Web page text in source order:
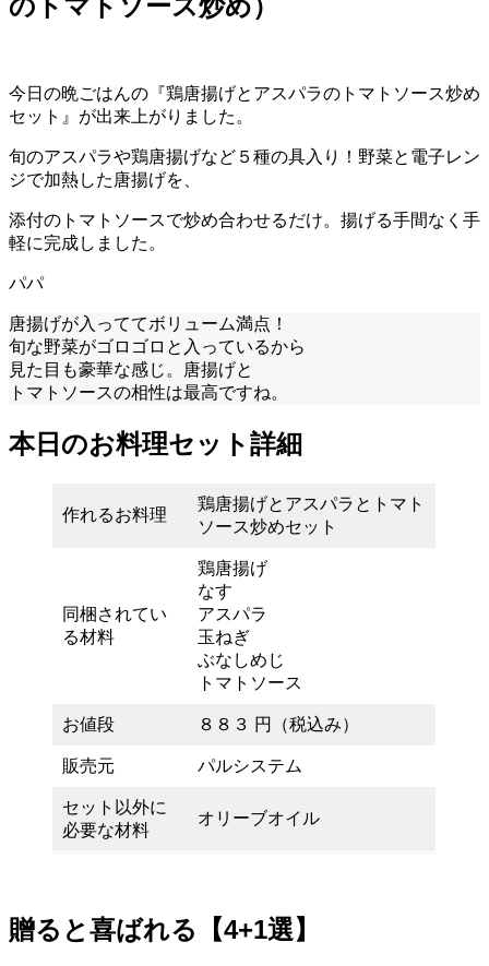
のトマトソース炒め）
今日の晩ごはんの『鶏唐揚げとアスパラのトマトソース炒め
セット』が出来上がりました。
旬のアスパラや鶏唐揚げなど５種の具入り！野菜と電子レン
ジで加熱した唐揚げを、
添付のトマトソースで炒め合わせるだけ。揚げる手間なく手
軽に完成しました。
パパ
唐揚げが入っててボリューム満点！
旬な野菜がゴロゴロと入っているから
見た目も豪華な感じ。唐揚げと
トマトソースの相性は最高ですね。
本日のお料理セット詳細
作れるお料理
鶏唐揚げとアスパラとトマト
ソース炒めセット
同梱されてい
る材料
鶏唐揚げ
なす
アスパラ
玉ねぎ
ぶなしめじ
トマトソース
お値段 ８８３ 円（税込み）
販売元 パルシステム
セット以外に
必要な材料
オリーブオイル
贈ると喜ばれる【4+1選】